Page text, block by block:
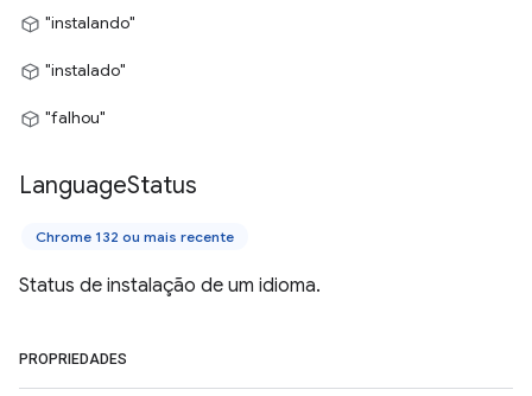
"instalando"
"instalado"
"falhou"
LanguageStatus
Chrome 132 ou mais recente
Status de instalação de um idioma.
PROPRIEDADES